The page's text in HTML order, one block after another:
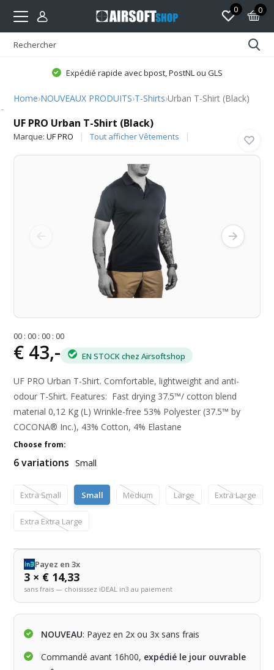
0 0
Expédié rapide avec bpost, PostNL ou GLS
Home›NOUVEAUX PRODUITS›T-Shirts›Urban T-Shirt (Black)
UF PRO Urban T-Shirt (Black)
Marque:UF PRO Tout afficher Vêtements
00 :00 :00 :00
€ 43,- EN STOCK chez Airsoftshop
UF PRO Urban T-Shirt. Comfortable, lightweight and anti-
odour T-Shirt. Features: Fast drying 37.5™/ cotton blend
material 0,12 Kg (L) Wrinkle-free 53% Polyester (37.5™ by
COCONA® Inc.), 43% Cotton, 4% Elastane
Choose from:
6 variations Small
Extra Small Small Medium Large Extra Large
Extra Extra Large
Payez en 3x
3 × € 14,33
sans frais — choisissez iDEAL in3 au paiement
NOUVEAU: Payez en 2x ou 3x sans frais
Commandé avant 16h00, expédié le jour ouvrable